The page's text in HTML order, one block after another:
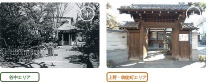
谷中エリア 上野・御徒町エリア